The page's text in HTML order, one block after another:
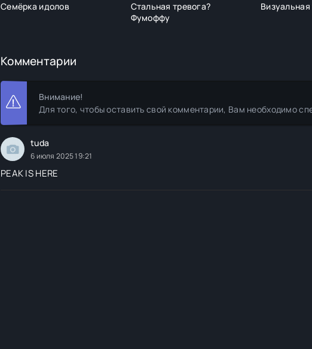
Семёрка идолов
Стальная тревога?
Фумоффу
Комментарии
Внимание!
Для того, чтобы оставить свой комментарии, Вам необходимо
tuda
6 июля 2025 19:21
PEAK IS HERE